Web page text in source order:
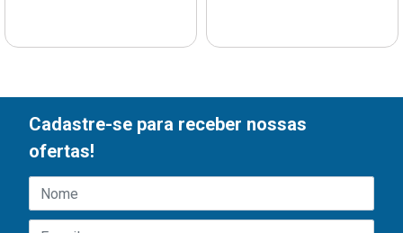
Cadastre-se para receber nossas
ofertas!